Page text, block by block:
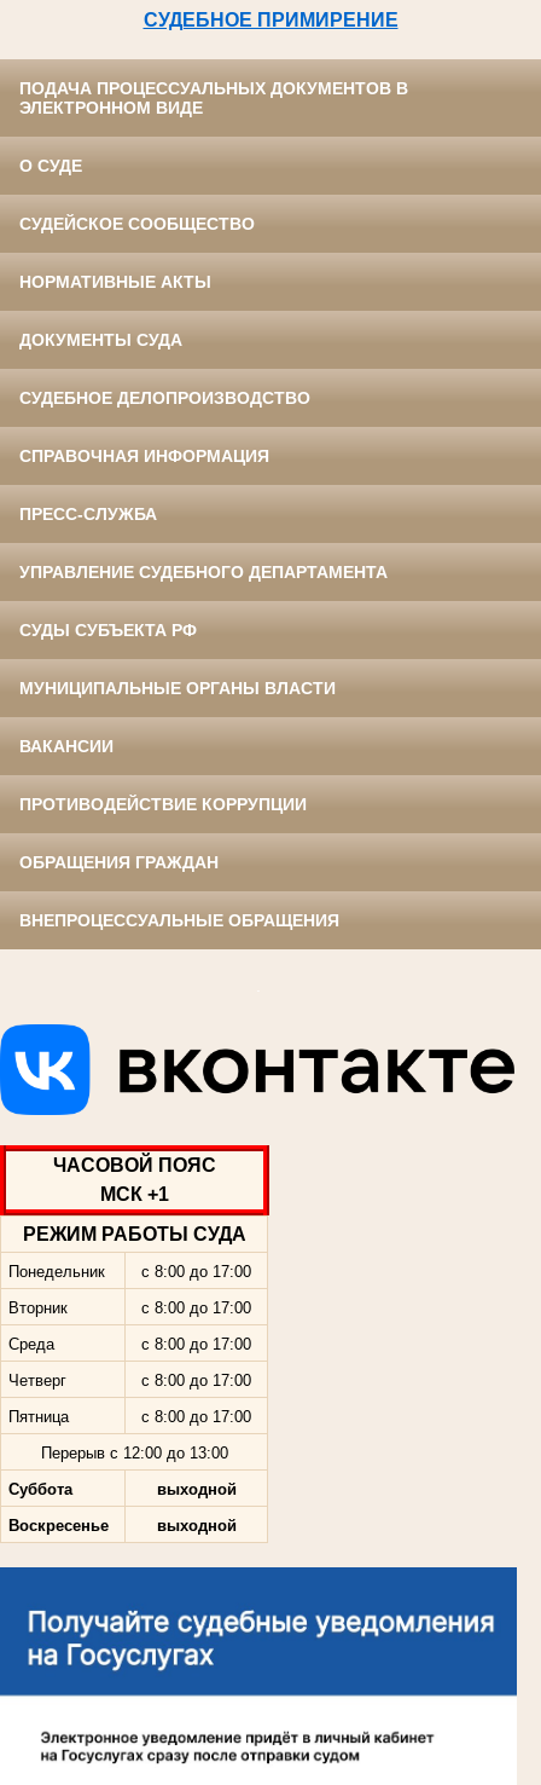
СУДЕБНОЕ ПРИМИРЕНИЕ
ПОДАЧА ПРОЦЕССУАЛЬНЫХ ДОКУМЕНТОВ В
ЭЛЕКТРОННОМ ВИДЕ
О СУДЕ
СУДЕЙСКОЕ СООБЩЕСТВО
НОРМАТИВНЫЕ АКТЫ
ДОКУМЕНТЫ СУДА
СУДЕБНОЕ ДЕЛОПРОИЗВОДСТВО
СПРАВОЧНАЯ ИНФОРМАЦИЯ
ПРЕСС-СЛУЖБА
УПРАВЛЕНИЕ СУДЕБНОГО ДЕПАРТАМЕНТА
СУДЫ СУБЪЕКТА РФ
МУНИЦИПАЛЬНЫЕ ОРГАНЫ ВЛАСТИ
ВАКАНСИИ
ПРОТИВОДЕЙСТВИЕ КОРРУПЦИИ
ОБРАЩЕНИЯ ГРАЖДАН
ВНЕПРОЦЕССУАЛЬНЫЕ ОБРАЩЕНИЯ
ЧАСОВОЙ ПОЯС
МСК +1
РЕЖИМ РАБОТЫ СУДА
Понедельник
с 8:00 до 17:00
Вторник
с 8:00 до 17:00
Среда
с 8:00 до 17:00
Четверг
с 8:00 до 17:00
Пятница
с 8:00 до 17:00
Перерыв с 12:00 до 13:00
Суббота
выходной
Воскресенье
выходной